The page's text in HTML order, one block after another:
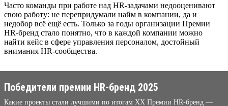
Часто команды при работе над HR-задачами недооценивают
свою работу: не перепридумали найм в компании, да и
недобор всё ещё есть. Только за годы организации Премии
HR-бренд стало понятно, что в каждой компании можно
найти кейс в сфере управления персоналом, достойный
внимания HR-сообщества.
Победители премии HR-бренд 2025
Какие проекты стали лучшими по итогам XX Премии HR-бренд —